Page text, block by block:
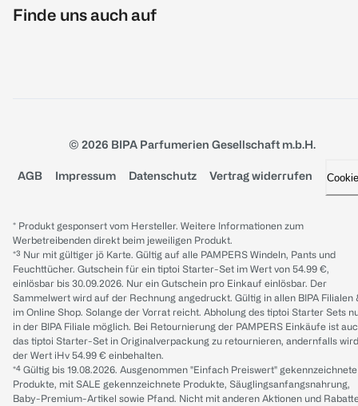
Finde uns auch auf
© 2026 BIPA Parfumerien Gesellschaft m.b.H.
AGB Impressum Datenschutz Vertrag widerrufen
* Produkt gesponsert vom Hersteller. Weitere Informationen zum
Werbetreibenden direkt beim jeweiligen Produkt.
*³ Nur mit gültiger jö Karte. Gültig auf alle PAMPERS Windeln, Pants und
Feuchttücher. Gutschein für ein tiptoi Starter-Set im Wert von 54.99 €,
einlösbar bis 30.09.2026. Nur ein Gutschein pro Einkauf einlösbar. Der
Sammelwert wird auf der Rechnung angedruckt. Gültig in allen BIPA Filialen
im Online Shop. Solange der Vorrat reicht. Abholung des tiptoi Starter Sets
in der BIPA Filiale möglich. Bei Retournierung der PAMPERS Einkäufe ist
das tiptoi Starter-Set in Originalverpackung zu retournieren, andernfalls wird
der Wert iHv 54.99 € einbehalten.
*⁴ Gültig bis 19.08.2026. Ausgenommen "Einfach Preiswert" gekennzeichnete
Produkte, mit SALE gekennzeichnete Produkte, Säuglingsanfangsnahrung,
Baby-Premium-Artikel sowie Pfand. Nicht mit anderen Aktionen und